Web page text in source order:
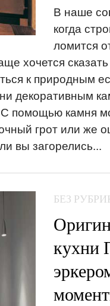
В наше
когда
ломится
хочется
к природным
декоративным
помощью камня
грот или же
вы загорелись...
БЕЗ
кухни